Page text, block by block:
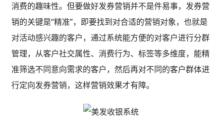
消费的趣味性。但要做好发券营销并不是件易事，发券营
销的关键是“精准”，即要找到对合适的营销对象，也就是
对活动感兴趣的客户，通过系统能方便的对客户进行分群
管理，从客户社交属性、消费行为、标签等多维度，能精
准筛选不同意向需求的客户，然后再对不同的客户群体进
行定向发券营销，这样营销效果才有障。